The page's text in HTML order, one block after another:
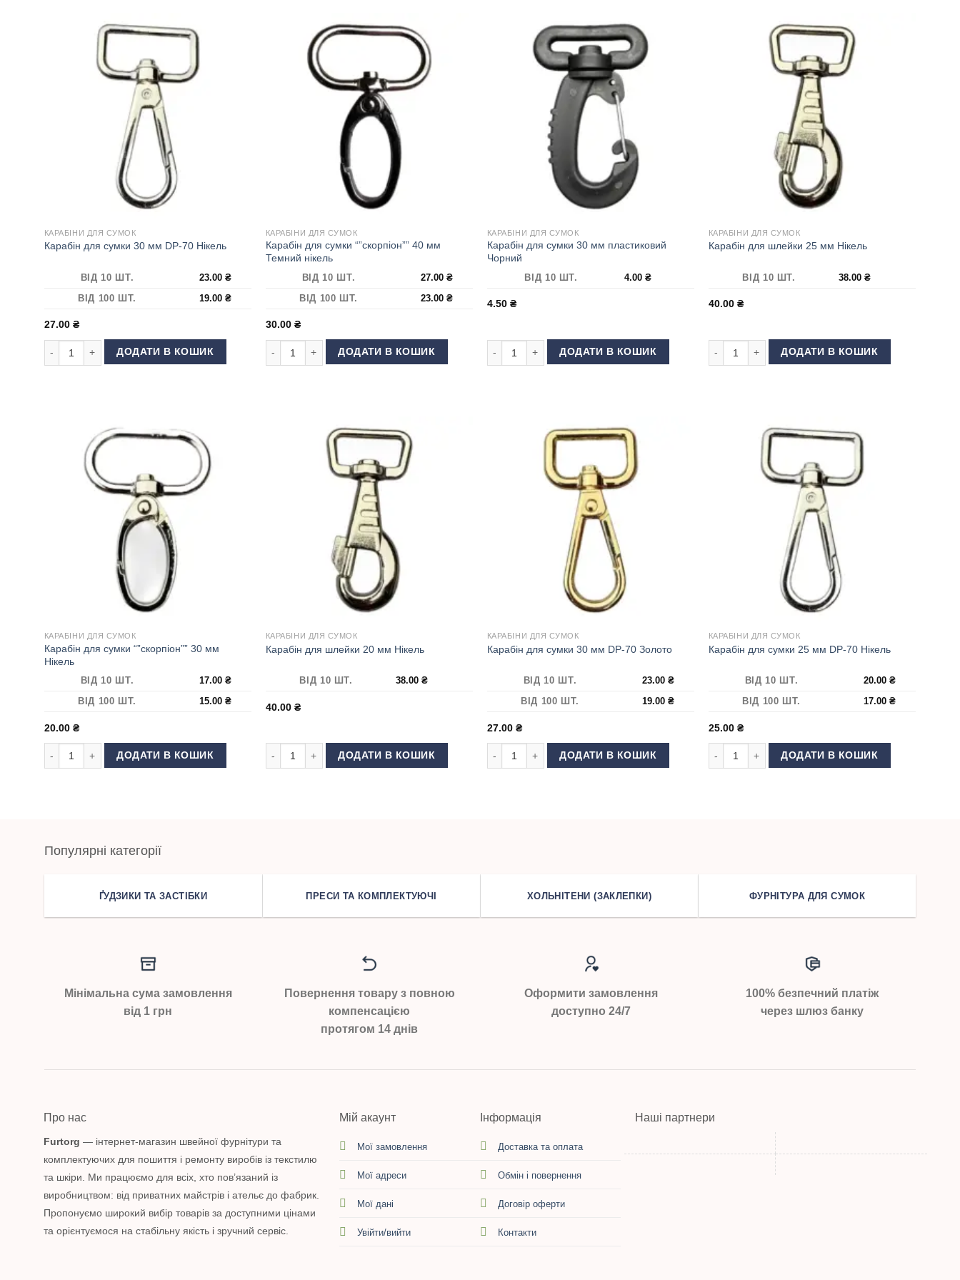
КАРАБІНИ ДЛЯ СУМОК
Карабін для сумки 30 мм DP-70 Нікель
ВІД 10 ШТ. 23.00₴
ВІД 100 ШТ.
19.00₴
27.00 ₴
Карабін для сумки 30 мм DP-70 Нікель кількість
ДОДАТИ В КОШИК
КАРАБІНИ ДЛЯ СУМОК
Карабін для сумки “”скорпіон”” 40 мм
Темний нікель
ВІД 10 ШТ. 27.00₴
ВІД 100 ШТ.
23.00₴
30.00 ₴
Карабін для сумки ""скорпіон"" 40 мм Темний нікель кількість
ДОДАТИ В КОШИК
КАРАБІНИ ДЛЯ СУМОК
Карабін для сумки 30 мм пластиковий
Чорний
ВІД 10 ШТ. 4.00₴
4.50 ₴
Карабін для сумки 30 мм пластиковий Чорний кількість
ДОДАТИ В КОШИК
КАРАБІНИ ДЛЯ СУМОК
Карабін для шлейки 25 мм Нікель
ВІД 10 ШТ. 38.00₴
40.00 ₴
Карабін для шлейки 25 мм Нікель кількість
ДОДАТИ В КОШИК
КАРАБІНИ ДЛЯ СУМОК
Карабін для сумки “”скорпіон”” 30 мм
Нікель
ВІД 10 ШТ. 17.00₴
ВІД 100 ШТ.
15.00₴
20.00 ₴
Карабін для сумки ""скорпіон"" 30 мм Нікель кількість
ДОДАТИ В КОШИК
КАРАБІНИ ДЛЯ СУМОК
Карабін для шлейки 20 мм Нікель
ВІД 10 ШТ. 38.00₴
40.00 ₴
Карабін для шлейки 20 мм Нікель кількість
ДОДАТИ В КОШИК
КАРАБІНИ ДЛЯ СУМОК
Карабін для сумки 30 мм DP-70 Золото
ВІД 10 ШТ. 23.00₴
ВІД 100 ШТ.
19.00₴
27.00 ₴
Карабін для сумки 30 мм DP-70 Золото кількість
ДОДАТИ В КОШИК
КАРАБІНИ ДЛЯ СУМОК
Карабін для сумки 25 мм DP-70 Нікель
ВІД 10 ШТ. 20.00₴
ВІД 100 ШТ.
17.00₴
25.00 ₴
Карабін для сумки 25 мм DP-70 Нікель кількість
ДОДАТИ В КОШИК
Популярні категорії
ҐУДЗИКИ ТА ЗАСТІБКИ ПРЕСИ ТА КОМПЛЕКТУЮЧІ ХОЛЬНІТЕНИ (ЗАКЛЕПКИ) ФУРНІТУРА ДЛЯ СУМОК
Мінімальна сума замовлення
від 1 грн
Повернення товару з повною
компенсацією
протягом 14 днів
Оформити замовлення
доступно 24/7
100% безпечний платіж
через шлюз банку
Про нас
Furtorg — інтернет-магазин швейної фурнітури та
комплектуючих для пошиття і ремонту виробів із текстилю
та шкіри. Ми працюємо для всіх, хто пов’язаний із
виробництвом: від приватних майстрів і ательє до фабрик.
Пропонуємо широкий вибір товарів за доступними цінами
та орієнтуємося на стабільну якість і зручний сервіс.
Мій акаунт
Мої замовлення
Мої адреси
Мої дані
Увійти/вийти
Інформація
Доставка та оплата
Обмін і повернення
Договір оферти
Контакти
Наші партнери